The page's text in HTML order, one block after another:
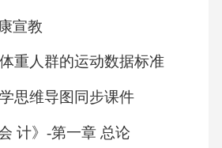
宣教
重人群的运动数据标准
思维导图同步课件
计》-第一章 总论